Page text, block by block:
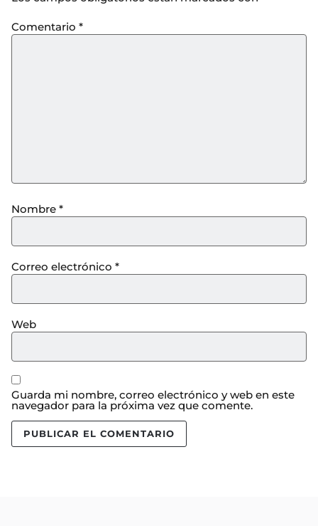
Comentario *
Nombre *
Correo electrónico *
Web
Guarda mi nombre, correo electrónico y web en este
navegador para la próxima vez que comente.